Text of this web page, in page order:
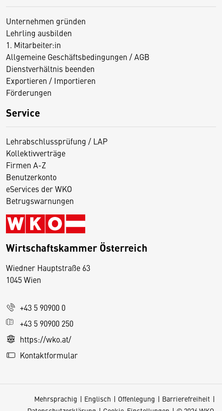
Unternehmen gründen
Lehrling ausbilden
1. Mitarbeiter:in
Allgemeine Geschäftsbedingungen / AGB
Dienstverhältnis beenden
Exportieren / Importieren
Förderungen
Service
Lehrabschlussprüfung / LAP
Kollektivverträge
Firmen A-Z
Benutzerkonto
eServices der WKO
Betrugswarnungen
Wirtschaftskammer Österreich
Wiedner Hauptstraße 63
1045 Wien
+43 5 90900 0
+43 5 90900 250
https://wko.at/
Kontaktformular
Mehrsprachig Englisch Offenlegung
Barrierefreiheit
D
s
e
S
e